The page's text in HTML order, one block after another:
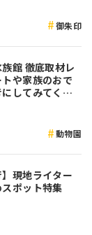
御朱印
館 徹底取材レ
や家族のおで
してみてくだ
動物園
】現地ライター
ポット特集